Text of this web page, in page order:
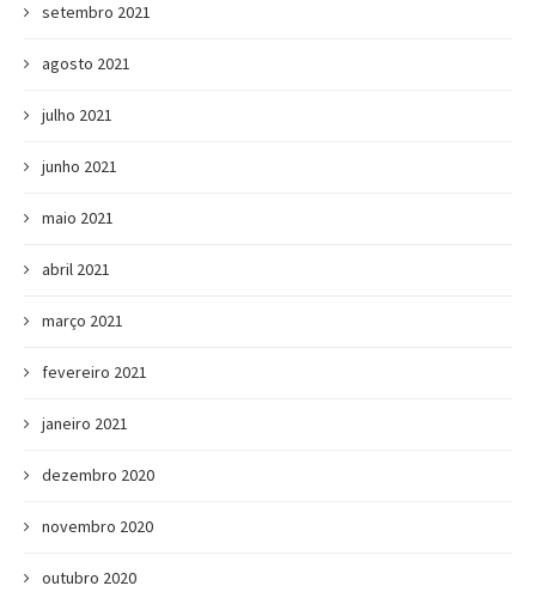
setembro 2021
agosto 2021
julho 2021
junho 2021
maio 2021
abril 2021
março 2021
fevereiro 2021
janeiro 2021
dezembro 2020
novembro 2020
outubro 2020